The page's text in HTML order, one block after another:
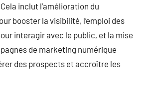
inclut l’amélioration du
booster la visibilité, l’emploi des
interagir avec le public, et la mise
de marketing numérique
des prospects et accroître les